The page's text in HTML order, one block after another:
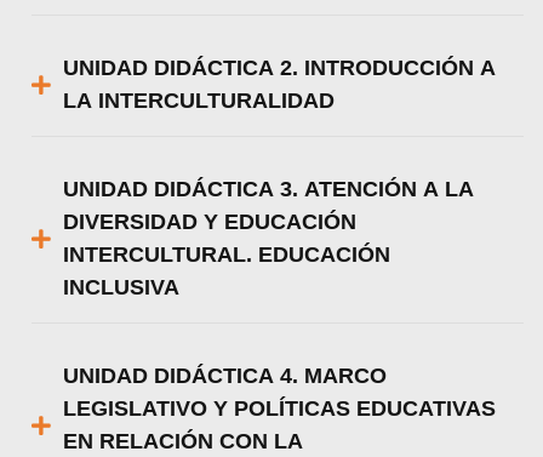
UNIDAD DIDÁCTICA 2. INTRODUCCIÓN A
LA INTERCULTURALIDAD
UNIDAD DIDÁCTICA 3. ATENCIÓN A LA
DIVERSIDAD Y EDUCACIÓN
INTERCULTURAL. EDUCACIÓN
INCLUSIVA
UNIDAD DIDÁCTICA 4. MARCO
LEGISLATIVO Y POLÍTICAS EDUCATIVAS
EN RELACIÓN CON LA